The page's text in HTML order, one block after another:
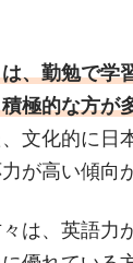
、勤勉で学
極的な方が
文化的に日
が高い傾向
は、英語力